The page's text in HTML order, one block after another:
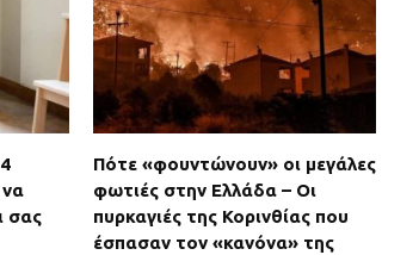
σας
Πότε «φουντώνουν» οι μεγάλες
φωτιές στην Ελλάδα – Οι
πυρκαγιές της Κορινθίας που
έσπασαν τον «κανόνα» της